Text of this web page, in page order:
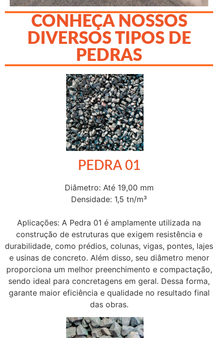
CONHEÇA NOSSOS
DIVERSOS TIPOS DE
PEDRAS
PEDRA 01
Diâmetro: Até 19,00 mm
Densidade: 1,5 tn/m³
Aplicações: A Pedra 01 é amplamente utilizada na
construção de estruturas que exigem resistência e
durabilidade, como prédios, colunas, vigas, pontes, lajes
e usinas de concreto. Além disso, seu diâmetro menor
proporciona um melhor preenchimento e compactação,
sendo ideal para concretagens em geral. Dessa forma,
garante maior eficiência e qualidade no resultado final
das obras.